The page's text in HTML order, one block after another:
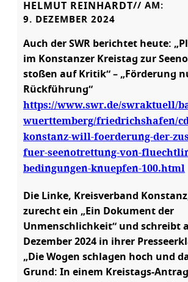
HELMUT REINHARDT// AM:
9. DEZEMBER 2024
Auch der SWR berichtet heute:
im Konstanzer Kreistag zur
stoßen auf Kritik“ – „Förderung
Rückführung“
https://www.swr.de/swraktuell/
wuerttemberg/friedrichshafen/
konstanz-will-foerderung-der-
fuer-seenotrettung-von-
bedingungen-knuepfen-100.html
Die Linke, Kreisverband
zurecht ein „Ein Dokument der
Unmenschlichkeit“ und schreibt
Dezember 2024 in ihrer
„Die Wogen schlagen hoch und
Grund: In einem Kreistags-